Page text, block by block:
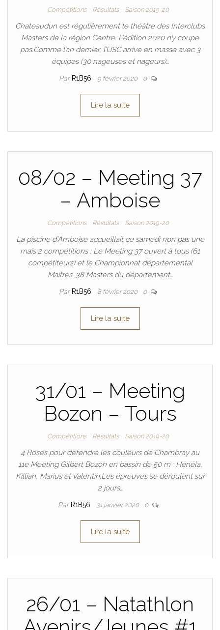
Compétitions Résultats Saison 2019-20
Chateaudun est régulièrement le théâtre des Interclubs
Masters de la région Centre. L’édition 2020 n’y coupe
pas.Comme l’an dernier, l’USC arrive en masse avec 3
équipes (30 nageuses et nageurs)…
Par R1B56 9 février 2020 0
Lire la suite
08/02 – Meeting 37
– Amboise
Compétitions Résultats Saison 2019-20
La piscine d’Amboise accueillait ce samedi non pas une
mais 2 compétitions : Le Meeting 37 ouvert à tous (61
compétiteurs) et le Championnat départemental
Maitres. 38 Masters du département…
Par R1B56 8 février 2020 0
Lire la suite
31/01 – Meeting
Bozon – Tours
Compétitions Résultats Saison 2019-20
4 Roses pour défendre les couleurs de Chambray au
11e Meeting Gilbert Bozon en bassin de 50 m : Hénéla,
Killian, Marius et Valentin.Les épreuves se déroulent sur
2 jours…
Par R1B56 31 janvier 2020 0
Lire la suite
26/01 – Natathlon